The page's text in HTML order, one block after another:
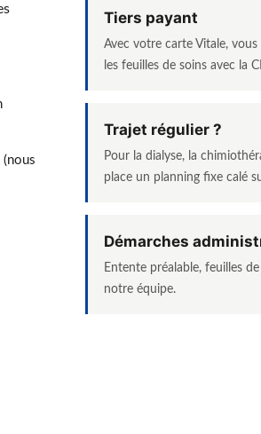
Tiers payant
Avec votre carte Vitale,
les feuilles de soins avec la
Trajet régulier ?
Pour la dialyse, la
place un planning fixe calé
Démarches
Entente préalable, feuilles
notre équipe.